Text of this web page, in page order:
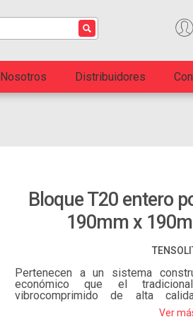
Nosotros Distribuidores
Bloque T20 entero
190mm x
Pertenecen a un sistema
económico que el
vibrocomprimido de alta
encofrados perdidos paraVer